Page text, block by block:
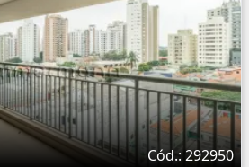
Cód.: 292950